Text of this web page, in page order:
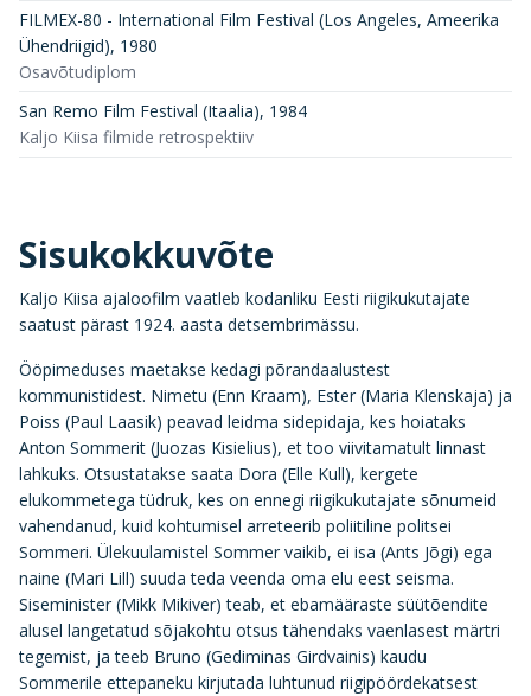
FILMEX-80 - International Film Festival (Los Angeles, Ameerika
Ühendriigid), 1980
Osavõtudiplom
San Remo Film Festival (Itaalia), 1984
Kaljo Kiisa filmide retrospektiiv
Sisukokkuvõte
Kaljo Kiisa ajaloofilm vaatleb kodanliku Eesti riigikukutajate
saatust pärast 1924. aasta detsembrimässu.
Ööpimeduses maetakse kedagi põrandaalustest
kommunistidest. Nimetu (Enn Kraam), Ester (Maria Klenskaja) ja
Poiss (Paul Laasik) peavad leidma sidepidaja, kes hoiataks
Anton Sommerit (Juozas Kisielius), et too viivitamatult linnast
lahkuks. Otsustatakse saata Dora (Elle Kull), kergete
elukommetega tüdruk, kes on ennegi riigikukutajate sõnumeid
vahendanud, kuid kohtumisel arreteerib poliitiline politsei
Sommeri. Ülekuulamistel Sommer vaikib, ei isa (Ants Jõgi) ega
naine (Mari Lill) suuda teda veenda oma elu eest seisma.
Siseminister (Mikk Mikiver) teab, et ebamääraste süütõendite
alusel langetatud sõjakohtu otsus tähendaks vaenlasest märtri
tegemist, ja teeb Bruno (Gediminas Girdvainis) kaudu
Sommerile ettepaneku kirjutada luhtunud riigipöördekatsest